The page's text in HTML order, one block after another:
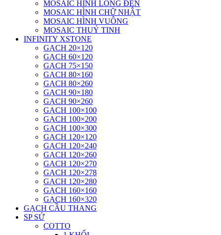
MOSAIC HÌNH LỒNG ĐÈN
MOSAIC HÌNH CHỮ NHẬT
MOSAIC HÌNH VUÔNG
MOSAIC THUỶ TINH
INFINITY XSTONE
GẠCH 20×120
GẠCH 60×120
GẠCH 75×150
GẠCH 80×160
GẠCH 80×260
GẠCH 90×180
GẠCH 90×260
GẠCH 100×100
GẠCH 100×200
GẠCH 100×300
GẠCH 120×120
GẠCH 120×240
GẠCH 120×260
GẠCH 120×270
GẠCH 120×278
GẠCH 120×280
GẠCH 160×160
GẠCH 160×320
GẠCH CẦU THANG
SP SỨ
COTTO